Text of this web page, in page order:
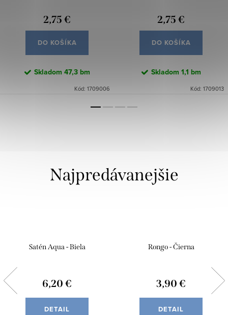
2,75 €
DO KOŠÍKA
Skladom 47,3 bm
Kód: 1709006
2,75 €
DO KOŠÍKA
Skladom 1,1 bm
Kód: 1709013
Najpredávanejšie
Satén Aqua - Biela
6,20 €
DETAIL
Rongo - Čierna
3,90 €
DETAIL